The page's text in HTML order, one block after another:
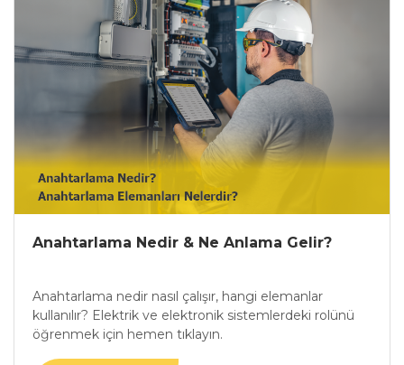
Anahtarlama Nedir & Ne Anlama Gelir?
Anahtarlama nedir nasıl çalışır, hangi elemanlar
kullanılır? Elektrik ve elektronik sistemlerdeki rolünü
öğrenmek için hemen tıklayın.